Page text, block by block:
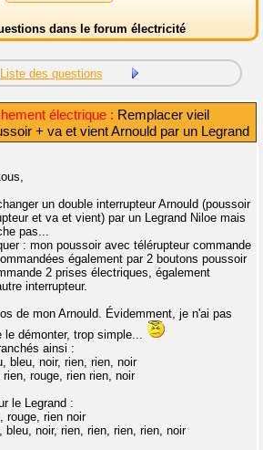
dans le forum électricité
Liste des questions
électrique : Remplacer vieil
+ va et vient Arnould par un Legrand
un double interrupteur Arnould (poussoir
et va et vient) par un Legrand Niloe mais
pas...
: mon poussoir avec télérupteur commande
également par 2 boutons poussoir
2 prises électriques, également
interrupteur.
de mon Arnould. Évidemment, je n'ai pas
le démonter, trop simple...
ainsi :
bleu, noir, rien, rien, noir
rouge, rien rien, noir
le Legrand :
rouge, rien noir
bleu, noir, rien, rien, rien, rien, noir